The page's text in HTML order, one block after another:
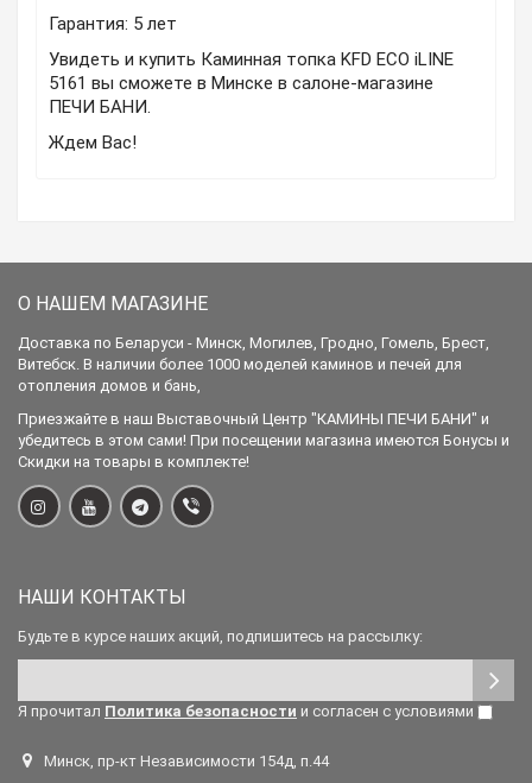
Гарантия: 5 лет
Увидеть и купить Каминная топка KFD ECO iLINE
5161 вы сможете в Минске в салоне-магазине
ПЕЧИ БАНИ.
Ждем Вас!
О НАШЕМ МАГАЗИНЕ
Доставка по Беларуси - Минск, Могилев, Гродно, Гомель, Брест,
Витебск. В наличии более 1000 моделей каминов и печей для
отопления домов и бань,
Приезжайте в наш Выставочный Центр "КАМИНЫ ПЕЧИ БАНИ" и
убедитесь в этом сами! При посещении магазина имеются Бонусы и
Скидки на товары в комплекте!
НАШИ КОНТАКТЫ
Будьте в курсе наших акций, подпишитесь на рассылку:
Я прочитал Политика безопасности и согласен с условиями
Минск, пр-кт Независимости 154д, п.44